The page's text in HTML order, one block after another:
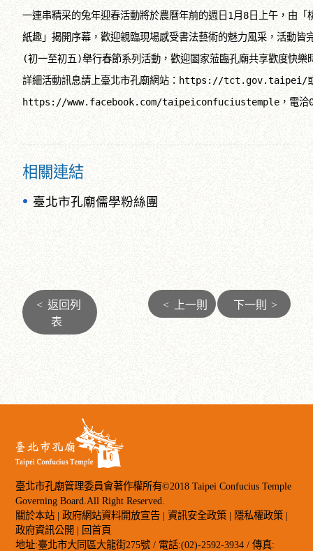
一連串精采的兔年迎春活動將於農曆年前的週日1月8日上午，由
紙趣」揭開序幕，歡迎親臨現場感受書法藝術的魅力風采，活動皆
(初一至初五)舉行春節系列活動，歡迎闔家蒞臨孔廟共享歡度快樂
詳細活動訊息請上臺北市孔廟網站：https://tct.gov.taipei/或
相關連結
臺北市孔廟儒學粉絲團
< 返回列
表
< 上一則 下一則 >
臺北市孔廟管理委員會著作權所有©2018 Taipei Confucius Temple
Governing Board.All Right Reserved.
關於本站 | 政府網站資料開放宣告 |資訊安全政策 | 隱私權政策 |
政府資訊公開 | 回首頁
地址:臺北市大同區大龍街275號 / 電話:(02)-2592-3934 / 傳真: